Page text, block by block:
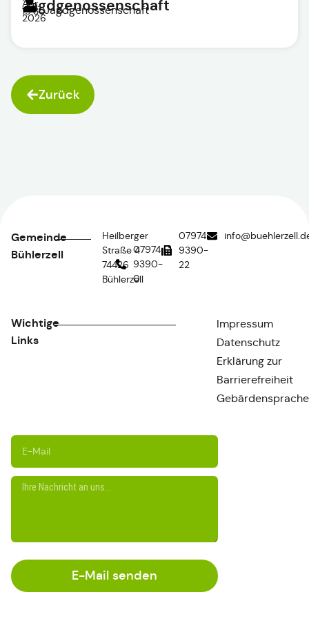
Apr.
2026
19:30
Jagdgenossenschaft
Jagdgenossenschaft
Zurück
Gemeinde
Bühlerzell
Heilberger
Straße 4
74426
Bühlerzell
07974
9390-
0
07974
9390-
22
Wichtige
Links
Impressum
Datenschutz
Erklärung zur
Barrierefreiheit
Gebärdensprache
E-Mail senden